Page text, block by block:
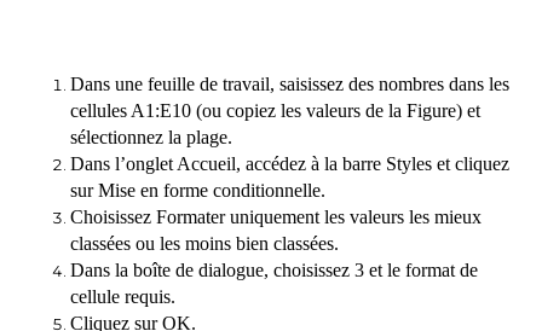
Dans une feuille de travail, saisissez des nombres dans les
cellules A1:E10 (ou copiez les valeurs de la Figure) et
sélectionnez la plage.
Dans l’onglet Accueil, accédez à la barre Styles et cliquez
sur Mise en forme conditionnelle.
Choisissez Formater uniquement les valeurs les mieux
classées ou les moins bien classées.
Dans la boîte de dialogue, choisissez 3 et le format de
cellule requis.
Cliquez sur OK.